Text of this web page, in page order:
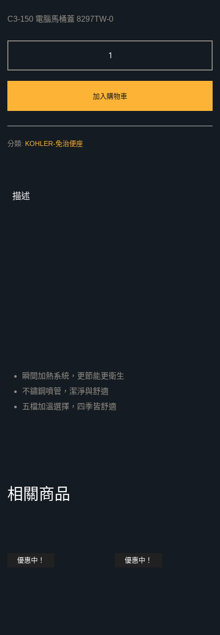
C3-150 電腦馬桶蓋 8297TW-0
150
電
馬
桶
蓋
加入購物車
分類: KOHLER-免治便座
描述
瞬間加熱系統，更節能更衛生
不鏽鋼噴管，潔淨與舒適
五檔加溫選擇，四季皆舒適
相關商品
優惠中！ 優惠中！